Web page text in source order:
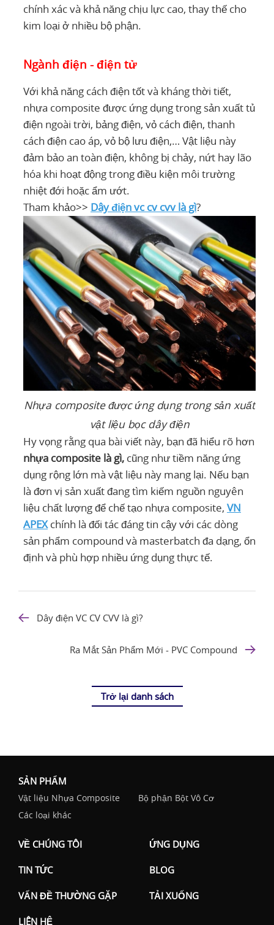
chính xác và khả năng chịu lực cao, thay thế cho
kim loại ở nhiều bộ phận.
Ngành điện - điện tử
Với khả năng cách điện tốt và kháng thời tiết,
nhựa composite được ứng dụng trong sản xuất tủ
điện ngoài trời, bảng điện, vỏ cách điện, thanh
cách điện cao áp, vỏ bộ lưu điện,… Vật liệu này
đảm bảo an toàn điện, không bị chảy, nứt hay lão
hóa khi hoạt động trong điều kiện môi trường
nhiệt đới hoặc ẩm ướt.
Tham khảo>> Dây điện vc cv cvv là gì​?
Nhựa composite được ứng dụng trong sản xuất
vật liệu bọc dây điện
Hy vọng rằng qua bài viết này, bạn đã hiểu rõ hơn
nhựa composite là gì, cũng như tiềm năng ứng
dụng rộng lớn mà vật liệu này mang lại. Nếu bạn
là đơn vị sản xuất đang tìm kiếm nguồn nguyên
liệu chất lượng để chế tạo nhựa composite, VN
APEXchính là đối tác đáng tin cậy với các dòng
sản phẩm compound và masterbatch đa dạng, ổn
định và phù hợp nhiều ứng dụng thực tế.
Dây điện VC CV CVV là gì?
Ra Mắt Sản Phẩm Mới - PVC Compound
Trở lại danh sách
SẢN PHẨM
Vật liệu Nhựa Composite
Bộ phận Bột Vô Cơ
Các loại khác
VỀ CHÚNG TÔI ỨNG DỤNG
TIN TỨC BLOG
VẤN ĐỀ THƯỜNG GẶP TẢI XUỐNG
LIÊN HỆ